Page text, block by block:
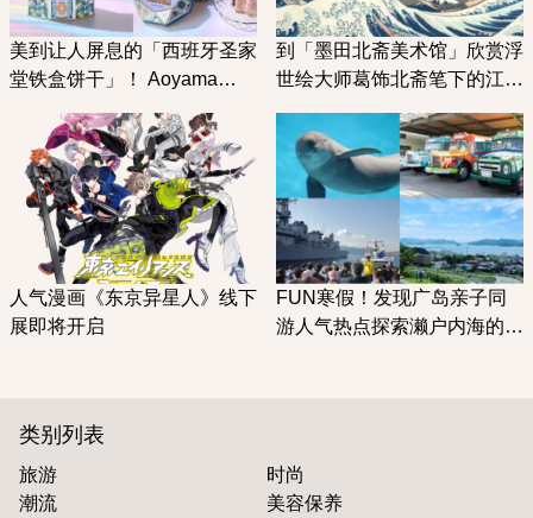
美到让人屏息的「西班牙圣家
堂铁盒饼干」！ Aoyama
屋美术馆开卖
到「墨田北斋美术馆」欣赏浮
世绘大师葛饰北斋笔下的江户
人气漫画《东京异星人》线下
展即将开启
FUN寒假！发现广岛亲子同
游人气热点探索濑户内海的秘
类别列表
旅游
时尚
潮流
美容保养